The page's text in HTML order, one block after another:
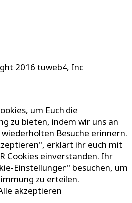
2016 tuweb4, Inc
um Euch die
zu bieten, indem wir uns an
Besuche erinnern.
erklärt ihr euch mit
Cookies einverstanden. Ihr
Einstellungen" besuchen, um
zu erteilen.
akzeptieren